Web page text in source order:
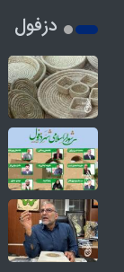
دزفول